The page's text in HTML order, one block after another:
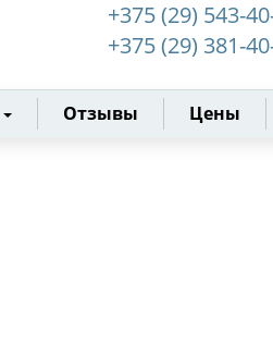
+375 (29) 543-
+375 (29) 381-
Отзывы Цены